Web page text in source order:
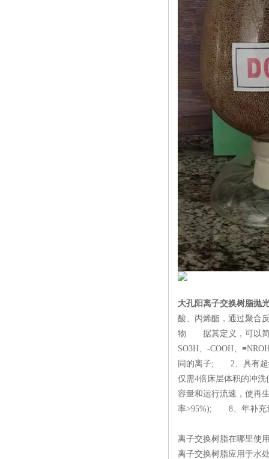
大孔阳离子交换树脂抛
酸、丙烯酯，通过聚合
物 据其定义，可以简
SO3H、-COOH、
同的离子; 2、具有超
仅需4倍床层体积的冲
容量和运行流速，使再
率>95%); 8、年补充
离子交换树脂在哪里使
离子交换树脂应用于水